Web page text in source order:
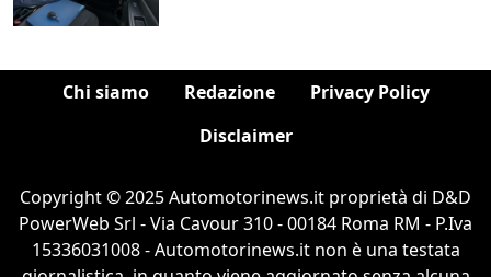
Chi siamo Redazione
Privacy Policy
Disclaimer
Copyright © 2025 Automotorinews.it proprietà di D&D
PowerWeb Srl - Via Cavour 310 - 00184 Roma RM - P.Iva
15336031008 - Automotorinews.it non è una testata